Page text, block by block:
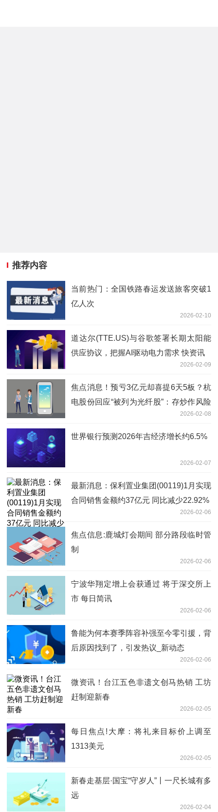
推荐内容
当前热门：全国铁路春运发送旅客突破1
亿人次
2026-02-10
道达尔(TTE.US)与谷歌签署长期太阳能
供应协议，把握AI驱动电力需求 快资讯
2026-02-09
焦点消息！预亏3亿元却喜提6天5板？杭
电股份回应“被列为光纤股”：存炒作风险
2026-02-08
世界银行预测2026年吉经济增长约6.5%
2026-02-07
最新消息：保利置业集团(00119)1月实现
合同销售金额约37亿元 同比减少22.92%
2026-02-06
焦点信息:鹿城灯会期间 部分路段临时管
制
2026-02-06
宁波华翔定增上会获通过 将于深交所上
市 每日简讯
2026-02-06
鲁能为何本赛季阵容补强至今零引援，背
后原因找到了，引发热议_新动态
2026-02-06
微资讯！台江五色非遗文创马热销 工坊
赶制迎新春
2026-02-05
每日焦点!大摩：将礼来目标价上调至
1313美元
2026-02-05
新春走基层·国宝“守岁人”丨一尺长城有多
远
2026-02-04